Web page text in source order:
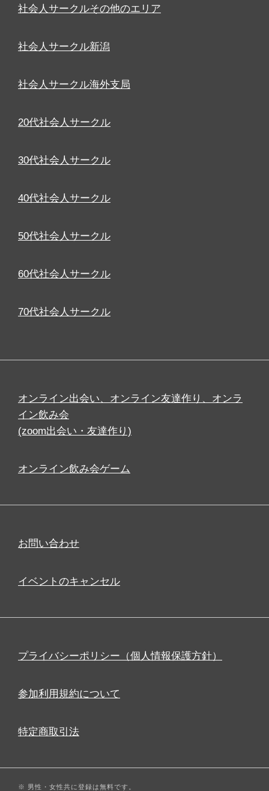
社会人サークルその他のエリア
社会人サークル新潟
社会人サークル海外支局
20代社会人サークル
30代社会人サークル
40代社会人サークル
50代社会人サークル
60代社会人サークル
70代社会人サークル
オンライン出会い、オンライン友達作り、オンラ
イン飲み会
(zoom出会い・友達作り)
オンライン飲み会ゲーム
お問い合わせ
イベントのキャンセル
プライバシーポリシー（個人情報保護方針）
参加利用規約について
特定商取引法
※ 男性・女性共に登録は無料です。